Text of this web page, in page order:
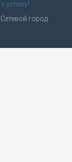
к успеху!
Сетевой город